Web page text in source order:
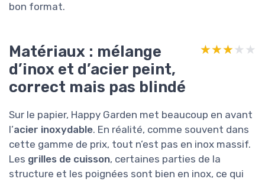
bon format.
Matériaux : mélange
d’inox et d’acier peint,
correct mais pas blindé
★★★★★
★★★★★
Sur le papier, Happy Garden met beaucoup en avant
l’acier inoxydable. En réalité, comme souvent dans
cette gamme de prix, tout n’est pas en inox massif.
Les grilles de cuisson, certaines parties de la
structure et les poignées sont bien en inox, ce qui